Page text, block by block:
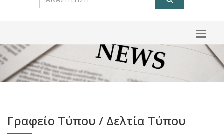
Γραφείο Τύπου / Δελτία Τύπου